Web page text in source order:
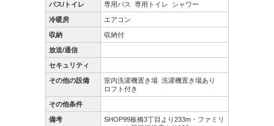
バス/トイレ 専用バス 専用トイレ シャワー
冷暖房 エアコン
収納 収納付
放送/通信
セキュリティ
その他の設備 室内洗濯機置き場 洗濯機置き場あり
ロフト付き
その他条件
備考
SHOP99板橋3丁目より233m・ファミリ